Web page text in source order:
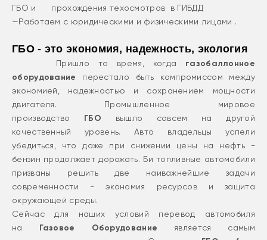
ГБО и прохождения техосмотров в ГИБДД
—Работаем с юридическими и физическими лицами .
ГБО - это экономия, надежность, экология
Пришло то время, когда газобаллонное
оборудование
перестало быть компромиссом между
экономией, надежностью и сохранением мощности
двигателя. Промышленное мировое
производство ГБО вышло совсем на другой
качественный уровень. Авто владельцы успели
убедиться, что даже при снижении цены на нефть -
бензин продолжает дорожать. Би топливные автомобили
призваны решить две наиважнейшие задачи
современности - экономия ресурсов и защита
окружающей среды.
Сейчас для наших условий перевод автомобиля
на Газовое Оборудование является самым